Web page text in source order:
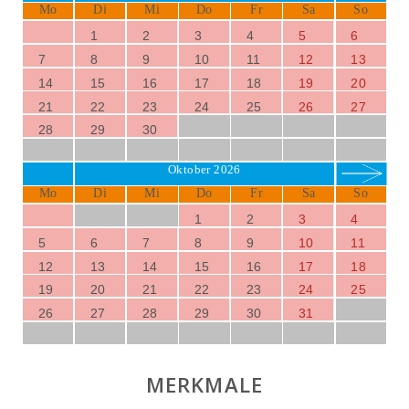
Mo Di Mi Do Fr Sa So
1 2 3 4 5
6
7
8 9 10 11 12
13
14
15 16 17 18 19
20
21
22 23 24 25 26
27
28
29 30
Oktober 2026
Mo Di Mi Do Fr Sa So
1 2 3
4
5
6 7 8 9 10
11
12
13 14 15 16 17
18
19
20 21 22 23 24
25
26
27 28 29 30 31
MERKMALE